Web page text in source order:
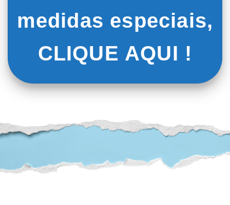
do
produto
do
produto
medidas especiais,
CLIQUE AQUI !